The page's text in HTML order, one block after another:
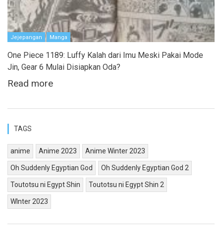
Jejepangan Manga
One Piece 1189: Luffy Kalah dari Imu Meski Pakai Mode
Jin, Gear 6 Mulai Disiapkan Oda?
Read more
TAGS
anime Anime 2023 Anime Winter 2023
Oh Suddenly Egyptian God Oh Suddenly Egyptian God 2
Toutotsu ni Egypt Shin Toutotsu ni Egypt Shin 2
WInter 2023